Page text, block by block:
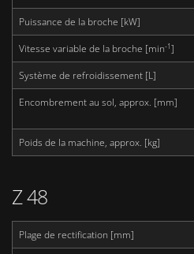
Puissance de la broche [kW]
Vitesse variable de la broche [min-1]
Système de refroidissement [L]
Encombrement au sol, approx. [mm]
Poids de la machine, approx. [kg]
Z 48
Plage de rectification [mm]